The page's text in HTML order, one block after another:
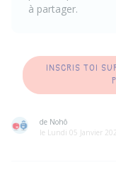
à partager.
INSCRIS TOI
de Nohô
le Lundi 05 Janvier